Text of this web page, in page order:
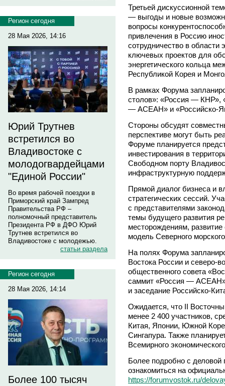
Регион сегодня
28 Мая 2026, 14:16
Юрий Трутнев
встретился во
Владивостоке с
молодогвардейцами
"Единой России"
Во время рабочей поездки в
Приморский край Зампред
Правительства РФ –
полномочный представитель
Президента РФ в ДФО Юрий
Трутнев встретился во
Владивостоке с молодежью.
статьи раздела
Регион сегодня
28 Мая 2026, 14:14
Более 100 тысяч
Третьей дискуссионной
— выгоды и новые
вопросы
привлечения в Россию
сотрудничество в области
ключевых проектов для
энергетического кольца
Республикой Корея и
В рамках Форума
столов»: «Россия — КНР»,
— АСЕАН» и «Российско-
Стороны обсудят
перспективе могут быть
Форуме планируется
инвестирования в
Свободном порту
инфраструктурную
Прямой диалог бизнеса и
стратегических сессий.
с представителями
темы будущего развития
месторождениям,
модель Северного
На полях Форума
Востока России и северо-
общественного совета
саммит «Россия —
и заседание Российско-
Ожидается, что II
менее 2 400 участников,
Китая, Японии, Южной
Сингапура. Также
Всемирного
Более подробно с
ознакомиться на
https://forumvostok.ru/